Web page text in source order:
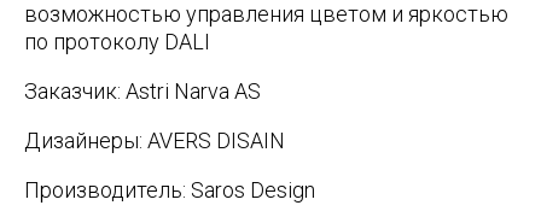
возможностью управления цветом и яркостью
по протоколу DALI
Заказчик: Astri Narva AS
Дизайнеры: AVERS DISAIN
Производитель: Saros Design